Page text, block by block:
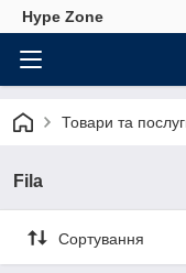
Hype Zone
Товари та
Fila
Сортування